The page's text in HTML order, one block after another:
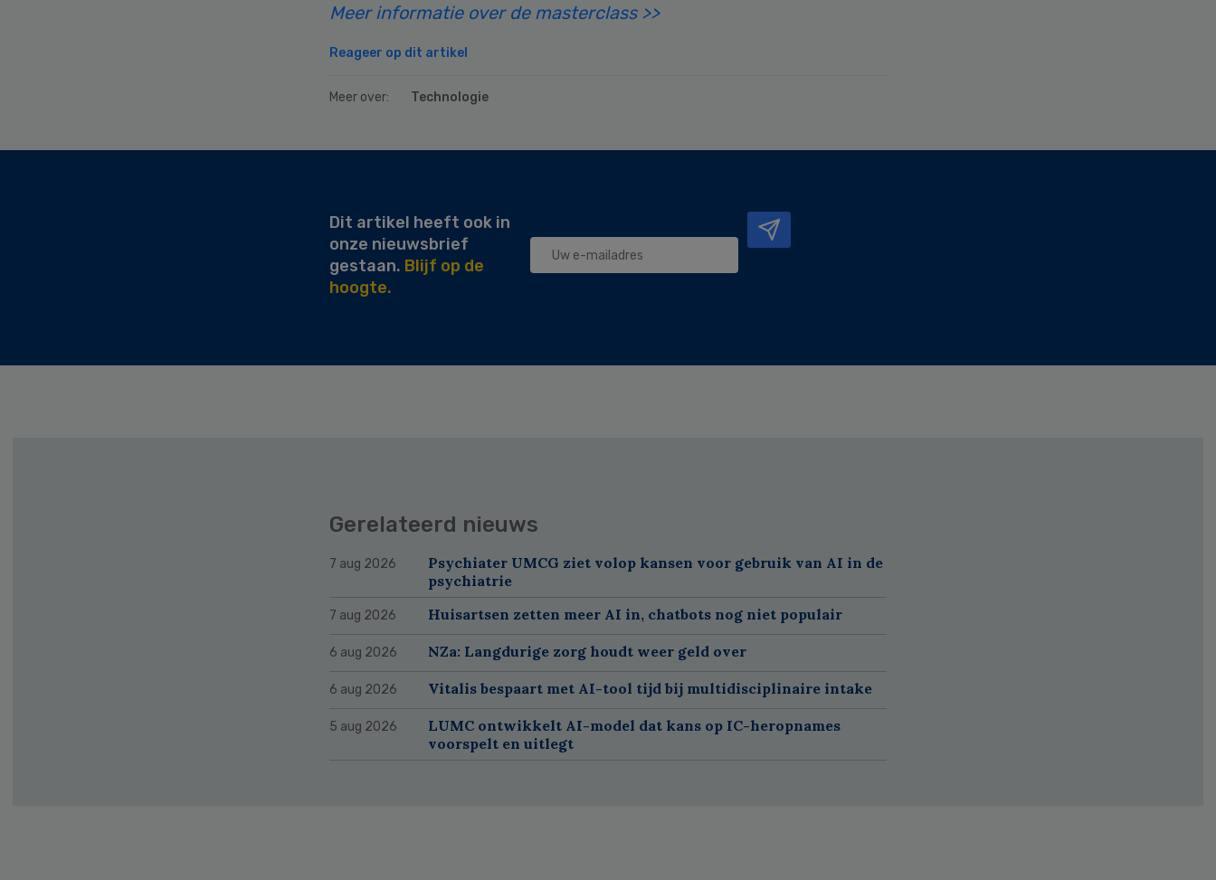
Meer informatie over de masterclass >>
Reageer op dit artikel
Meer over: Technologie
Dit artikel heeft ook in
onze nieuwsbrief
gestaan. Blijf op de
hoogte.
Gerelateerd nieuws
7 aug 2026
Psychiater UMCG ziet volop kansen voor gebruik van AI in de
psychiatrie
7 aug 2026 Huisartsen zetten meer AI in, chatbots nog niet populair
6 aug 2026 NZa: Langdurige zorg houdt weer geld over
6 aug 2026 Vitalis bespaart met AI-tool tijd bij multidisciplinaire intake
5 aug 2026
LUMC ontwikkelt AI-model dat kans op IC-heropnames
voorspelt en uitlegt